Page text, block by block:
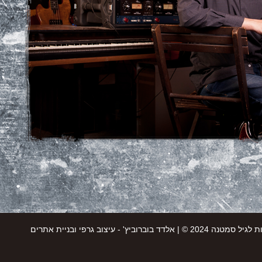
סמטנה 2024 © | אלדד בוברוביץ' - עיצוב גרפי ובניית אתרים